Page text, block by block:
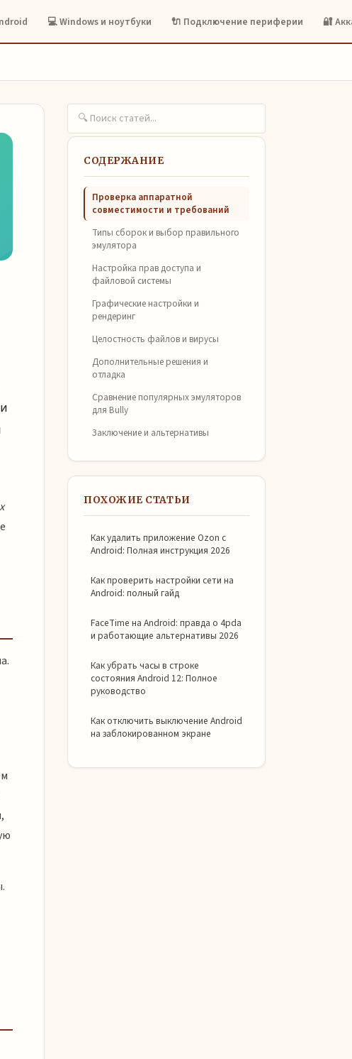
💻 Windows и ноутбуки 🔌 Подключение периферии 🔐
СОДЕРЖАНИЕ
Проверка аппаратной
совместимости и требований
Типы сборок и выбор правильного
эмулятора
Настройка прав доступа и
файловой системы
Графические настройки и
рендеринг
Целостность файлов и вирусы
Дополнительные решения и
отладка
Сравнение популярных эмуляторов
для Bully
Заключение и альтернативы
ПОХОЖИЕ СТАТЬИ
Как удалить приложение Ozon с
Android: Полная инструкция 2026
Как проверить настройки сети на
Android: полный гайд
FaceTime на Android: правда о 4pda
и работающие альтернативы 2026
Как убрать часы в строке
состояния Android 12: Полное
руководство
Как отключить выключение Android
на заблокированном экране